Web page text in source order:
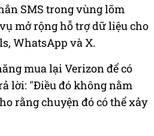
SMS trong vùng lõm
mở rộng hỗ trợ dữ liệu cho
WhatsApp và X.
mua lại Verizon để có
lời: "Điều đó không nằm
rằng chuyện đó có thể xảy